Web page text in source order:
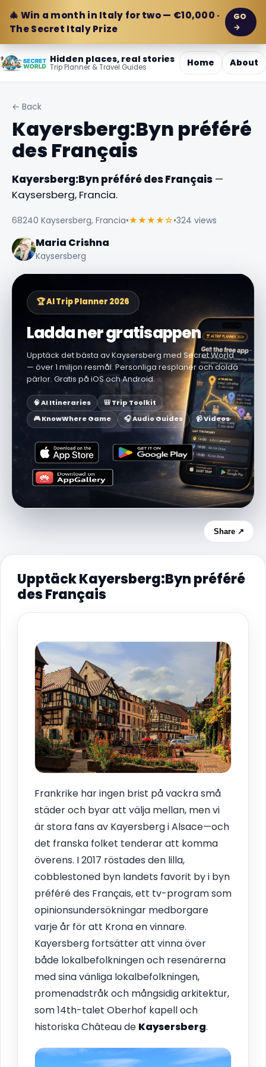
🎄 Win a month in Italy for two — €10,000 ·
The Secret Italy Prize
GO
→
Hidden places, real stories
Trip Planner & Travel Guides Home About
← Back
Kayersberg:Byn préféré
des Français
Kayersberg:Byn préféré des Français —
Kaysersberg, Francia.
68240 Kaysersberg, Francia•★★★★☆•324 views
Maria Crishna
Kaysersberg
🏆 AI Trip Planner 2026
Ladda ner gratisappen
Upptäck det bästa av Kaysersberg med Secret World
— över 1 miljon resmål. Personliga resplaner och dolda
pärlor. Gratis på iOS och Android.
🧠 AI Itineraries
🎒 Trip Toolkit
🎮 KnowWhere Game
🎧 Audio Guides 📹 Videos
Share ↗
Upptäck Kayersberg:Byn préféré
des Français
Frankrike har ingen brist på vackra små
städer och byar att välja mellan, men vi
är stora fans av Kayersberg i Alsace—och
det franska folket tenderar att komma
överens. I 2017 röstades den lilla,
cobblestoned byn landets favorit by i byn
préféré des Français, ett tv-program som
opinionsundersökningar medborgare
varje år för att Krona en vinnare.
Kayersberg fortsätter att vinna över
både lokalbefolkningen och resenärerna
med sina vänliga lokalbefolkningen,
promenadstråk och mångsidig arkitektur,
som 14th-talet Oberhof kapell och
historiska Château de Kaysersberg.